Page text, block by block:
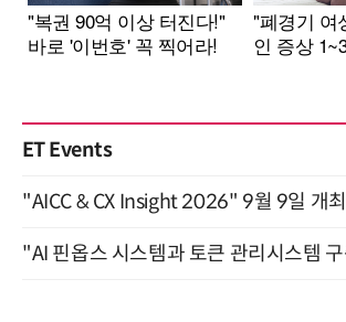
ET Events
"AICC & CX Insight 2026" 9월 9일 개최